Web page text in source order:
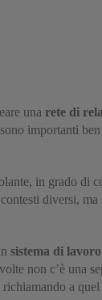
una rete di
importanti
in grado di
diversi, ma
sistema di
non c’è una
a quel